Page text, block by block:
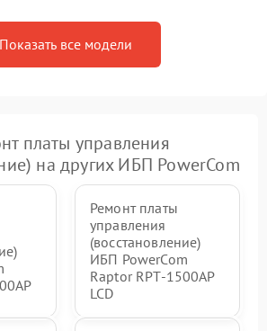
Показать все модели
платы управления
на других ИБП PowerCom
Ремонт платы
управления
(восстановление)
ИБП PowerCom
Raptor RPT-1500AP
LCD